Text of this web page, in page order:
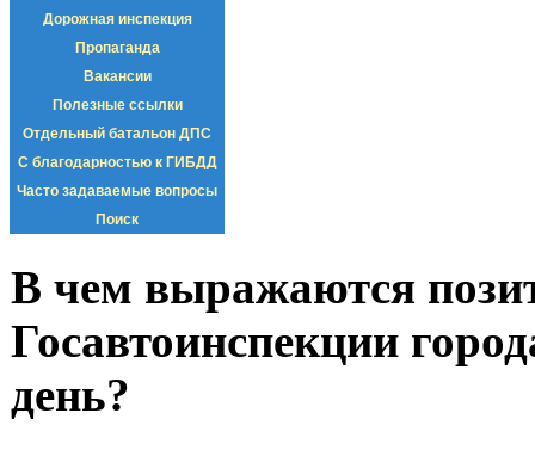
Дорожная инспекция
Пропаганда
Вакансии
Полезные ссылки
Отдельный батальон ДПС
С благодарностью к ГИБДД
Часто задаваемые вопросы
Поиск
В чем выражаются
Госавтоинспекции
день?